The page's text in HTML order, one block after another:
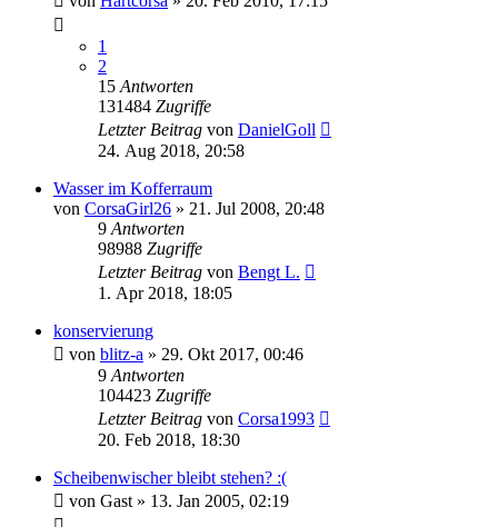
1
2
15 Antworten
131484 Zugriffe
Letzter Beitrag von DanielGoll
24. Aug 2018, 20:58
Wasser im Kofferraum
von CorsaGirl26 » 21. Jul 2008, 20:48
9 Antworten
98988 Zugriffe
Letzter Beitrag von Bengt L.
1. Apr 2018, 18:05
konservierung
von blitz-a » 29. Okt 2017, 00:46
9 Antworten
104423 Zugriffe
Letzter Beitrag von Corsa1993
20. Feb 2018, 18:30
Scheibenwischer bleibt stehen? :(
von Gast » 13. Jan 2005, 02:19